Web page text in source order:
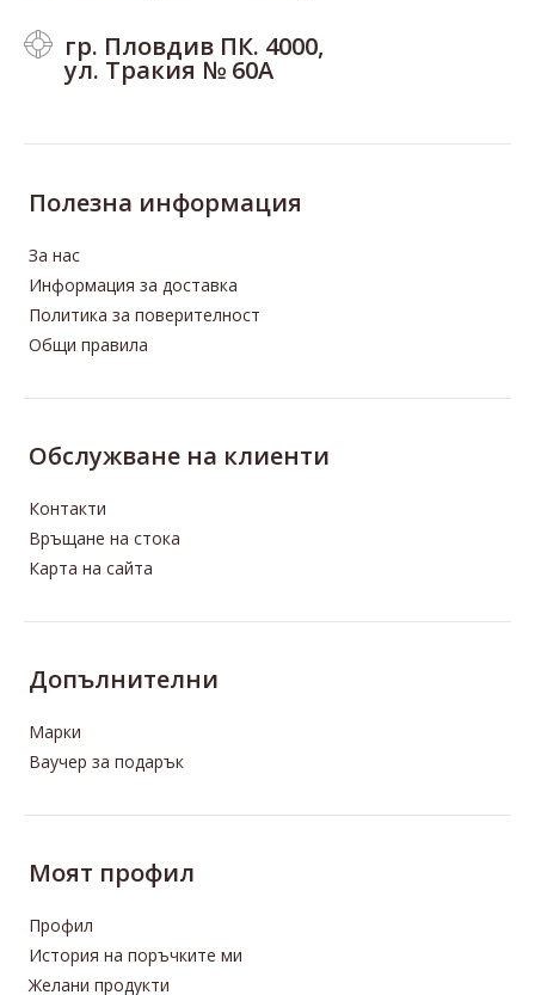
40.00лв. (€20.45)
Трибулус с Мака 50 капсулиХранителна
добавкаПовишава силата и сексуалното
гр. Пловдив ПК. 4000,
ул. Тракия № 60А
Полезна информация
За нас
Информация за доставка
Политика за поверителност
Общи правила
Oбслужване на клиенти
Контакти
Връщане на стока
Карта на сайта
Допълнителни
Марки
Ваучер за подарък
Моят профил
Профил
История на поръчките ми
Желани продукти